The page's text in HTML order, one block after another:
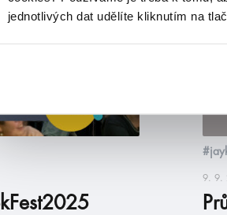
jednotlivých dat udělíte kliknutím na
9. 9.